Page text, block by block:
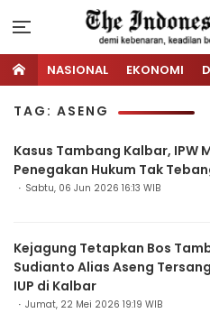
NASIONAL EKONOMI
TAG: ASENG
Kasus Tambang Kalbar, IPW
Penegakan Hukum Tak
Sabtu, 06 Jun 2026 16:13 WIB
Kejagung Tetapkan Bos
Sudianto Alias Aseng
IUP di Kalbar
Jumat, 22 Mei 2026 19:19 WIB